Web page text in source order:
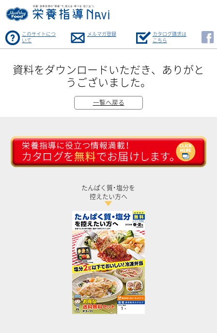
このサイトにつ
いて
メルマガ登録
カタログ請求は
こちら
資料をダウンロードいただき、ありがと
うございました。
一覧へ戻る
たんぱく質･塩分を
控えたい方へ